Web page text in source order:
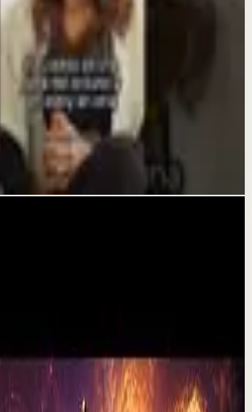
rendirse
aunque no lo veas
de creer en mi | Por el Placer
Lozano